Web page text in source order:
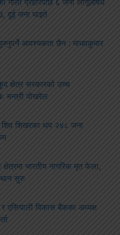
गोली प्रहारपछि ६ जना लागूऔषध
दुई जना घाइते
आवश्यकता छैन : माधवकुमार
क्षेत्र सरकारको उच्च
मन्त्री पोखरेल
शिखरका थप २४८ जना
क्षेत्रमा भारतीय नागरिक मृत फेला,
सुरु
र एसियाली विकास बैंकका अध्यक्ष